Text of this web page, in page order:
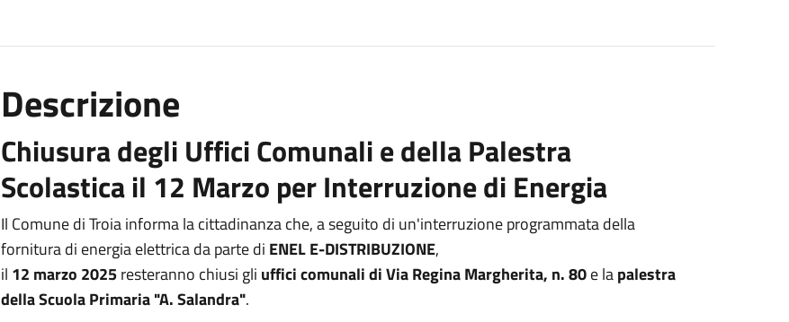
Descrizione
Chiusura degli Uffici Comunali e della Palestra
Scolastica il 12 Marzo per Interruzione di Energia
Il Comune di Troia informa la cittadinanza che, a seguito di un'interruzione programmata della
fornitura di energia elettrica da parte di ENEL E-DISTRIBUZIONE,
il 12 marzo 2025resteranno chiusi gli uffici comunali di Via Regina Margherita, n. 80e lapalestra
della Scuola Primaria "A. Salandra".